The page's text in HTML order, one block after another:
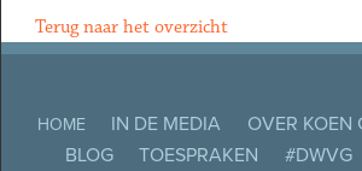
Terug naar het overzicht
HOME IN DE MEDIA OVER KOEN
BLOG
TOESPRAKEN #DWVG